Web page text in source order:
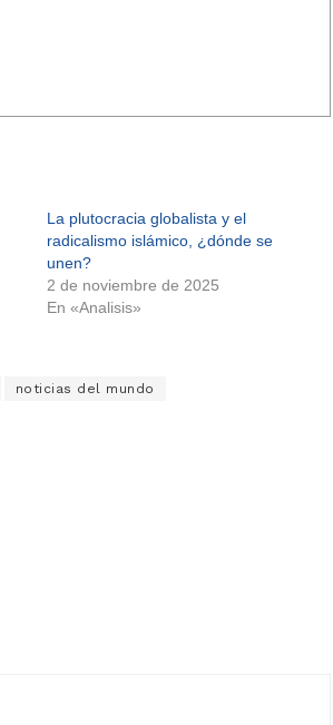
La plutocracia globalista y el
radicalismo islámico, ¿dónde se
unen?
2 de noviembre de 2025
En «Analisis»
noticias del mundo